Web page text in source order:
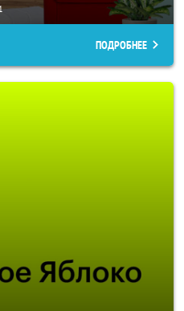
ПОДРОБНЕЕ